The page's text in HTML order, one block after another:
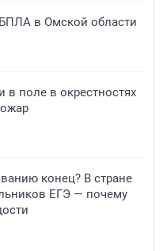
в Омской области
поле в окрестностях
конец? В стране
ЕГЭ — почему